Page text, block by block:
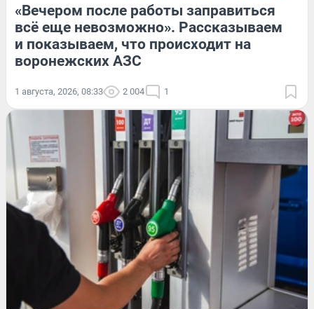
«Вечером после работы заправиться
всё еще невозможно». Рассказываем
и показываем, что происходит на
воронежских АЗС
1 августа, 2026, 08:33 2 004 1